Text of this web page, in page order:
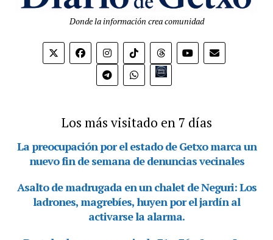
Donde la información crea comunidad
Bio.link
Los más visitado en 7 días